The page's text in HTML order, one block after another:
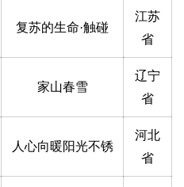
复苏的生命·触碰
江苏
省
家山春雪
辽宁
省
人心向暖阳光不锈
河北
省